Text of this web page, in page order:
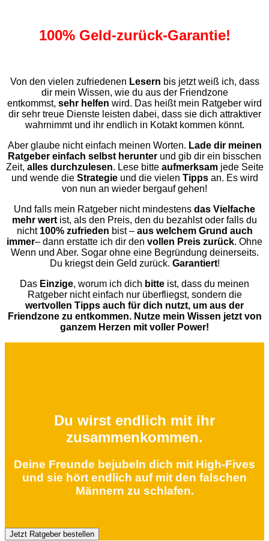
100% Geld-zurück-Garantie!
Von den vielen zufriedenen Lesern bis jetzt weiß ich, dass
dir mein Wissen, wie du aus der Friendzone
entkommst, sehr helfen wird. Das heißt mein Ratgeber wird
dir sehr treue Dienste leisten dabei, dass sie dich attraktiver
wahrnimmt und ihr endlich in Kotakt kommen könnt.
Aber glaube nicht einfach meinen Worten. Lade dir meinen
Ratgeber einfach selbst herunter und gib dir ein bisschen
Zeit, alles durchzulesen. Lese bitte aufmerksamjede Seite
und wende die Strategieund die vielen Tippsan. Es wird
von nun an wieder bergauf gehen!
Und falls mein Ratgeber nicht mindestens das Vielfache
mehr wert ist, als den Preis, den du bezahlst oder falls du
nicht 100% zufrieden bist – aus welchem Grund auch
immer– dann erstatte ich dir den vollen Preis zurück. Ohne
Wenn und Aber. Sogar ohne eine Begründung deinerseits.
Du kriegst dein Geld zurück. Garantiert!
Das Einzige, worum ich dich bitte ist, dass du meinen
Ratgeber nicht einfach nur überfliegst, sondern die
wertvollen Tipps auch für dich nutzt, um aus der
Friendzone zu entkommen. Nutze mein Wissen jetzt von
ganzem Herzen mit voller Power!
Du wirst endlich mit ihr
zusammenkommen.
Deine Freunde bejubeln dich mit High-Fives
und sie hört endlich auf mit den falschen
Männern zu schlafen.
Jetzt Ratgeber bestellen